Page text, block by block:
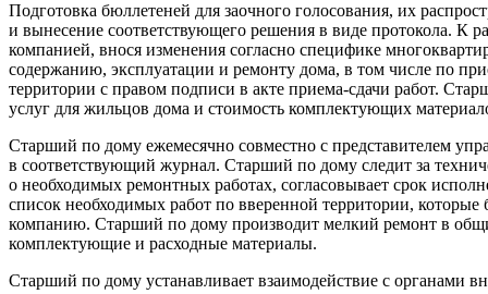
Подготовка бюллетеней для заочного голосования, их
и вынесение соответствующего решения в виде протокола. К
компанией, внося изменения согласно специфике
содержанию, эксплуатации и ремонту дома, в том числе по
территории с правом подписи в акте приема-сдачи работ.
услуг для жильцов дома и стоимость комплектующих
Старший по дому ежемесячно совместно с представителем
в соответствующий журнал. Старший по дому следит за
о необходимых ремонтных работах, согласовывает срок
список необходимых работ по вверенной территории,
компанию. Старший по дому производит мелкий ремонт в
комплектующие и расходные материалы.
Старший по дому устанавливает взаимодействие с органами